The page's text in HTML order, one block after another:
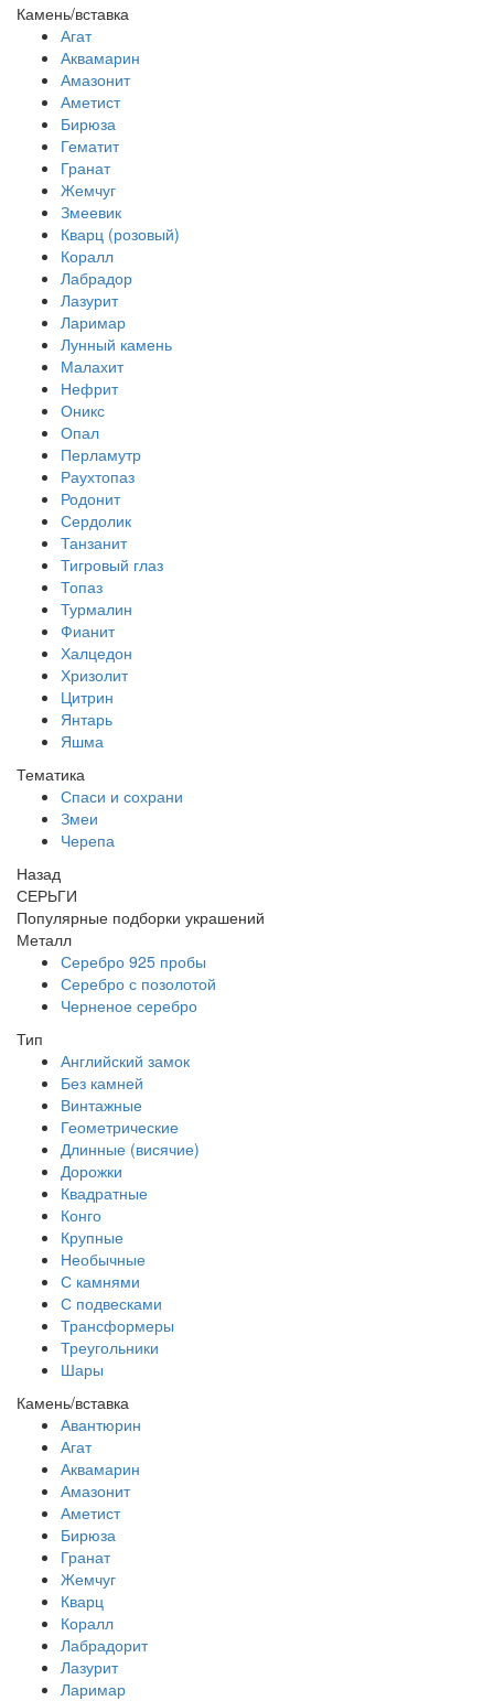
Камень/вставка
Агат
Аквамарин
Амазонит
Аметист
Бирюза
Гематит
Гранат
Жемчуг
Змеевик
Кварц (розовый)
Коралл
Лабрадор
Лазурит
Ларимар
Лунный камень
Малахит
Нефрит
Оникс
Опал
Перламутр
Раухтопаз
Родонит
Сердолик
Танзанит
Тигровый глаз
Топаз
Турмалин
Фианит
Халцедон
Хризолит
Цитрин
Янтарь
Яшма
Тематика
Спаси и сохрани
Змеи
Черепа
Назад
СЕРЬГИ
Популярные подборки украшений
Металл
Серебро 925 пробы
Серебро с позолотой
Черненое серебро
Тип
Английский замок
Без камней
Винтажные
Геометрические
Длинные (висячие)
Дорожки
Квадратные
Конго
Крупные
Необычные
С камнями
С подвесками
Трансформеры
Треугольники
Шары
Камень/вставка
Авантюрин
Агат
Аквамарин
Амазонит
Аметист
Бирюза
Гранат
Жемчуг
Кварц
Коралл
Лабрадорит
Лазурит
Ларимар